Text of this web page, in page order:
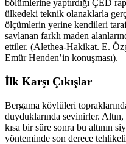
bölümlerine yaptırdığı ÇED
ülkedeki teknik olanaklarla
ölçümlerin yerine kendileri
savlanan farklı maden
ettiler. (Alethea-Hakikat. E.
Emür Henden’in konuşması).
İlk Karşı Çıkışlar
Bergama köylüleri
duyduklarında sevinirler.
kısa bir süre sonra bu altının
yönteminde son derece